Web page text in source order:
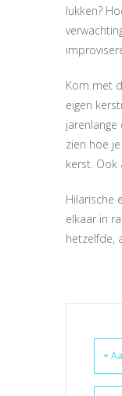
lukken?
Kom met
eigen
jarenlange
zien hoe
kerst. Ook
Hilarische
elkaar in
hetzelfde,
+